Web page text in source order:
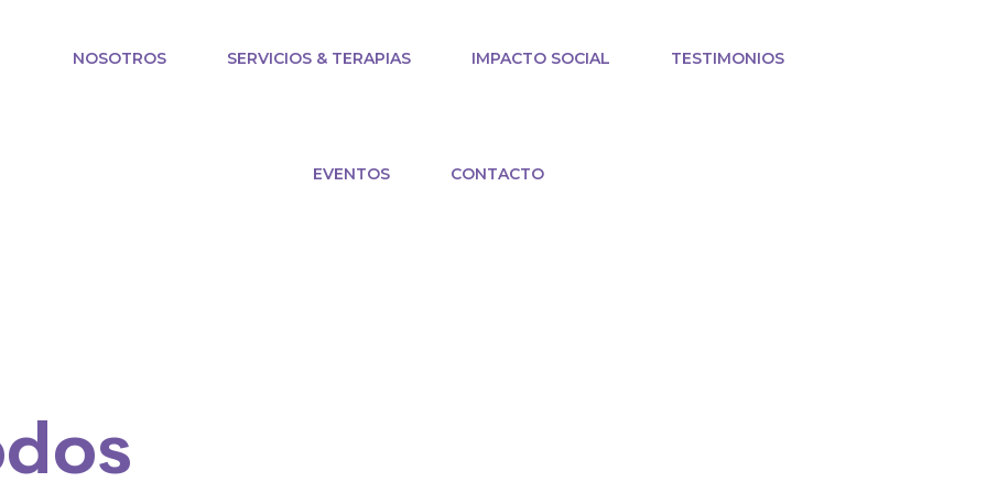
NOSOTROS SERVICIOS & TERAPIAS IMPACTO SOCIAL TESTIMONIOS
EVENTOS CONTACTO